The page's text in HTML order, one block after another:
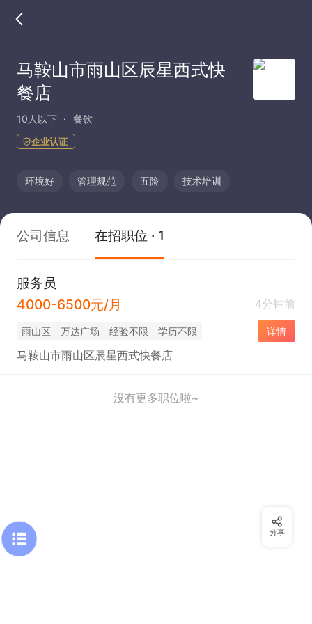
马鞍山市雨山区辰星西式快
餐店
10人以下 餐饮
企业认证
环境好 管理规范 五险 技术培训
公司信息 在招职位 · 1
服务员
4000-6500元/月
4分钟前
雨山区 万达广场 经验不限 学历不限 详情
马鞍山市雨山区辰星西式快餐店
没有更多职位啦~
分享